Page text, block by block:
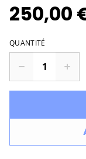
250,00
QUANTITÉ